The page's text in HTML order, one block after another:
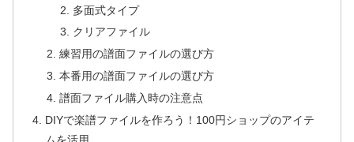
多面式タイプ
クリアファイル
練習用の譜面ファイルの選び方
本番用の譜面ファイルの選び方
譜面ファイル購入時の注意点
DIYで楽譜ファイルを作ろう！100円ショップのアイテ